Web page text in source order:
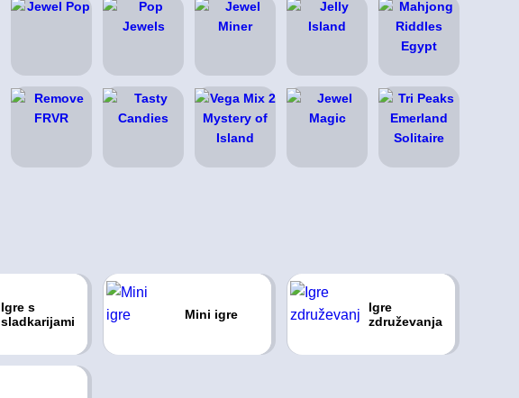
Igre s
sladkarijami
Mini igre
Igre
združevanja